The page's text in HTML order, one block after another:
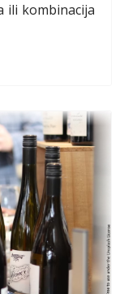
ili kombinacija